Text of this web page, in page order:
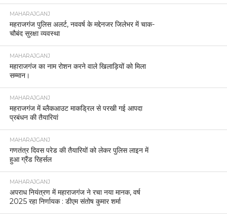
MAHARAJGANJ
महराजगंज पुलिस अलर्ट, नववर्ष के मद्देनजर जिलेभर में चाक-
चौबंद सुरक्षा व्यवस्था
MAHARAJGANJ
महाराजगंज का नाम रोशन करने वाले खिलाड़ियों को मिला
सम्मान।
MAHARAJGANJ
महराजगंज में ब्लैकआउट माकड्रिल से परखी गई आपदा
प्रबंधन की तैयारियां
MAHARAJGANJ
गणतंत्र दिवस परेड की तैयारियों को लेकर पुलिस लाइन में
हुआ ग्रैंड रिहर्सल
MAHARAJGANJ
अपराध नियंत्रण में महाराजगंज ने रचा नया मानक, वर्ष
2025 रहा निर्णायक : डीएम संतोष कुमार शर्मा